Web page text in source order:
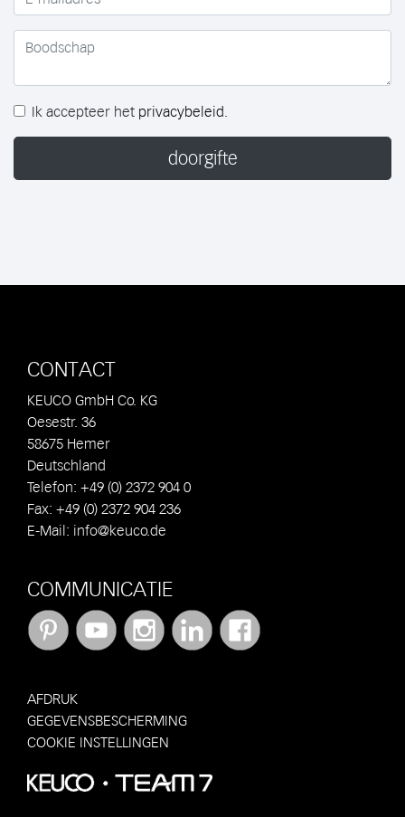
Ik accepteer het privacybeleid.
doorgifte
CONTACT
KEUCO GmbH Co. KG
Oesestr. 36
58675 Hemer
Deutschland
Telefon: +49 (0) 2372 904 0
Fax: +49 (0) 2372 904 236
E-Mail: info@keuco.de
COMMUNICATIE
AFDRUK
GEGEVENSBESCHERMING
COOKIE INSTELLINGEN